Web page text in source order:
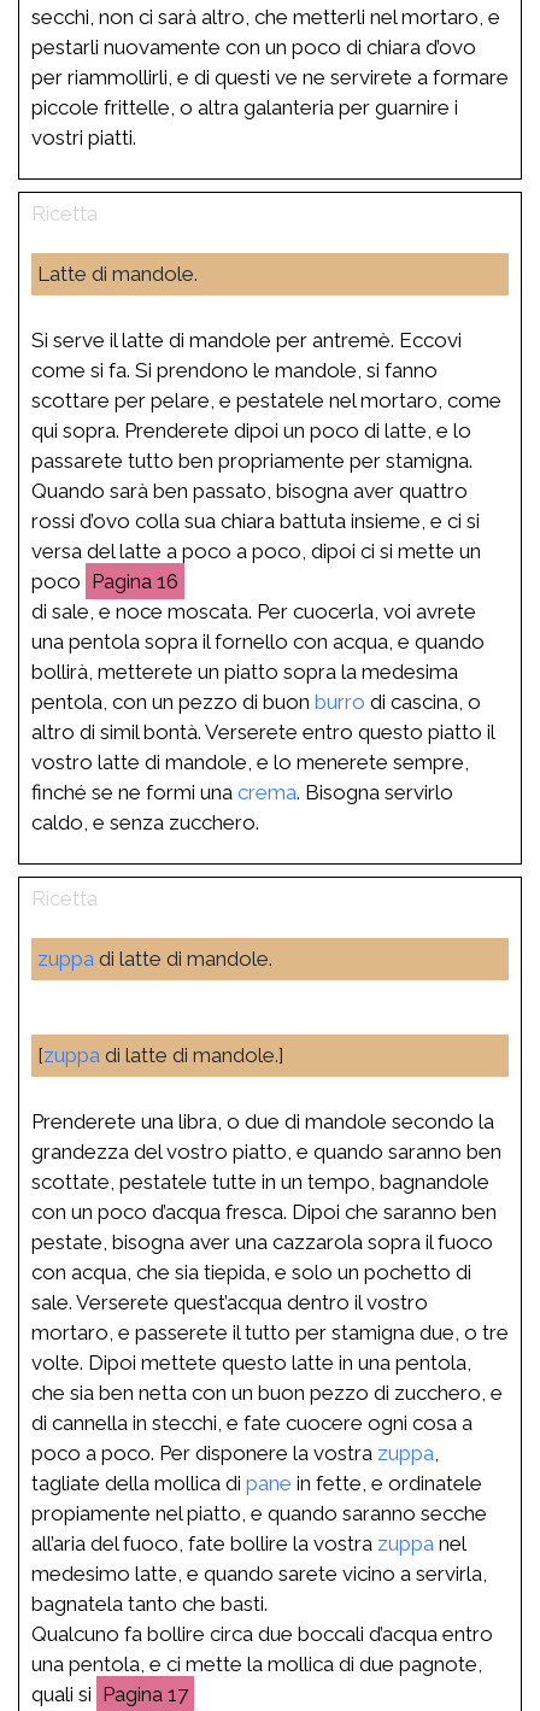
secchi, non ci sarà altro, che metterli nel mortaro, e
pestarli nuovamente con un poco di chiara d’ovo
per riammollirli, e di questi ve ne servirete a formare
piccole frittelle, o altra galanteria per guarnire i
vostri piatti.
Latte di mandole.
Si serve il latte di mandole per antremè. Eccovi
come si fa. Si prendono le mandole, si fanno
scottare per pelare, e pestatele nel mortaro, come
qui sopra. Prenderete dipoi un poco di latte, e lo
passarete tutto ben propriamente per stamigna.
Quando sarà ben passato, bisogna aver quattro
rossi d’ovo colla sua chiara battuta insieme, e ci si
versa del latte a poco a poco, dipoi ci si mette un
poco
16
di sale, e noce moscata. Per cuocerla, voi avrete
una pentola sopra il fornello con acqua, e quando
bollirà, metterete un piatto sopra la medesima
pentola, con un pezzo di buon burro di cascina, o
altro di simil bontà. Verserete entro questo piatto il
vostro latte di mandole, e lo menerete sempre,
finché se ne formi una crema. Bisogna servirlo
caldo, e senza zucchero.
zuppa di latte di mandole.
[zuppa di latte di mandole.]
Prenderete una libra, o due di mandole secondo la
grandezza del vostro piatto, e quando saranno ben
scottate, pestatele tutte in un tempo, bagnandole
con un poco d’acqua fresca. Dipoi che saranno ben
pestate, bisogna aver una cazzarola sopra il fuoco
con acqua, che sia tiepida, e solo un pochetto di
sale. Verserete quest’acqua dentro il vostro
mortaro, e passerete il tutto per stamigna due, o tre
volte. Dipoi mettete questo latte in una pentola,
che sia ben netta con un buon pezzo di zucchero, e
di cannella in stecchi, e fate cuocere ogni cosa a
poco a poco. Per disponere la vostra zuppa
tagliate della mollica di pane in fette, e ordinatele
propiamente nel piatto, e quando saranno secche
all’aria del fuoco, fate bollire la vostra zuppa nel
medesimo latte, e quando sarete vicino a servirla,
bagnatela tanto che basti.
Qualcuno fa bollire circa due boccali d’acqua entro
una pentola, e ci mette la mollica di due pagnote,
quali si
17